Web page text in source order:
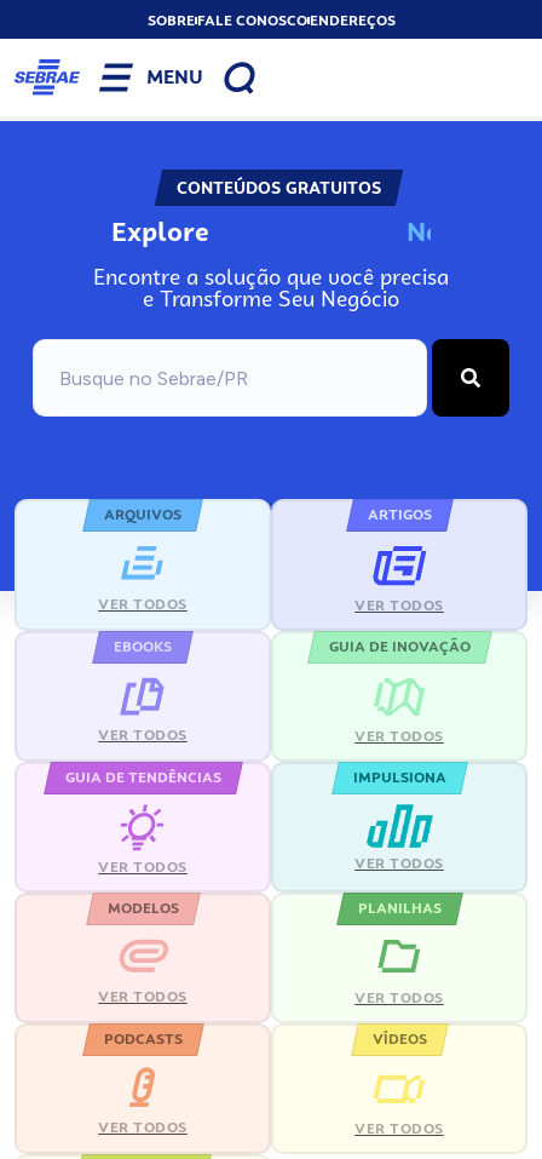
SOBREFALE CONOSCOENDEREÇOS
MENU
CONTEÚDOS GRATUITOS
Explore No
Encontre a solução que você precisa
e Transforme Seu Negócio
ARQUIVOS
VER TODOS
ARTIGOS
VER TODOS
EBOOKS
VER TODOS
GUIA DE INOVAÇÃO
VER TODOS
GUIA DE TENDÊNCIAS
VER TODOS
IMPULSIONA
VER TODOS
MODELOS
VER TODOS
PLANILHAS
VER TODOS
PODCASTS
VER TODOS
VÍDEOS
VER TODOS